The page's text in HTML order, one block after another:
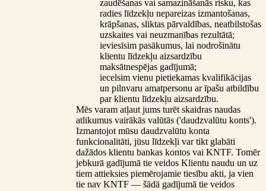
zaudēšanas vai samazināšanās risku, kas
radies līdzekļu nepareizas izmantošanas,
krāpšanas, sliktas pārvaldības, neatbilstošas
uzskaites vai neuzmanības rezultātā;
ieviesīsim pasākumus, lai nodrošinātu
klientu līdzekļu aizsardzību
maksātnespējas gadījumā;
iecelsim vienu pietiekamas kvalifikācijas
un pilnvaru amatpersonu ar īpašu atbildību
par klientu līdzekļu aizsardzību.
Mēs varam atļaut jums turēt skaidras naudas
atlikumus vairākās valūtās ('daudzvalūtu konts').
Izmantojot mūsu daudzvalūtu konta
funkcionalitāti, jūsu līdzekļi var tikt glabāti
dažādos klientu bankas kontos vai KNTF. Tomēr
jebkurā gadījumā tie veidos Klientu naudu un uz
tiem attieksies piemērojamie tiesību akti, ja vien
tie nav KNTF — šādā gadījumā tie veidos